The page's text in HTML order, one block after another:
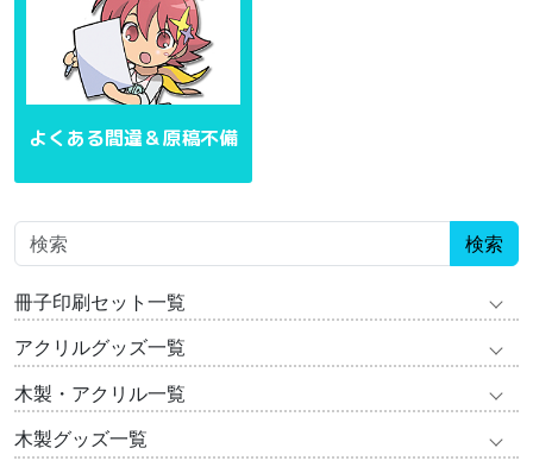
よくある間違＆原稿不備
検索
冊子印刷セット一覧
アクリルグッズ一覧
木製・アクリル一覧
木製グッズ一覧